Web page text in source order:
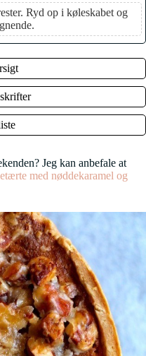
Ryd op i køleskabet og
Jeg kan anbefale at
med nøddekaramel og